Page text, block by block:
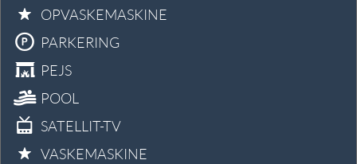
OPVASKEMASKINE
PARKERING
PEJS
POOL
SATELLIT-TV
VASKEMASKINE